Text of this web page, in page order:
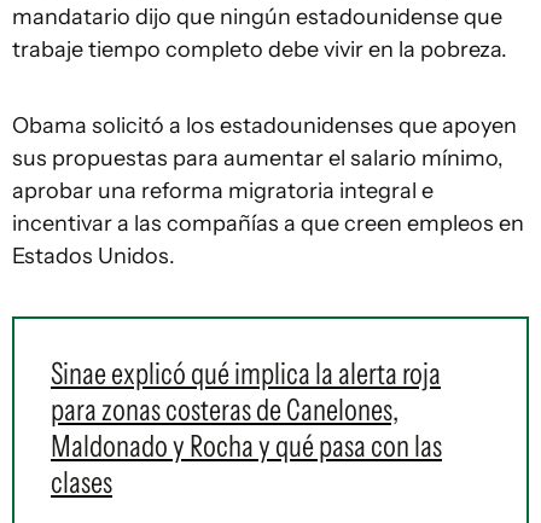
mandatario dijo que ningún estadounidense que
trabaje tiempo completo debe vivir en la pobreza.
Obama solicitó a los estadounidenses que apoyen
sus propuestas para aumentar el salario mínimo,
aprobar una reforma migratoria integral e
incentivar a las compañías a que creen empleos en
Estados Unidos.
Sinae explicó qué implica la alerta roja
para zonas costeras de Canelones,
Maldonado y Rocha y qué pasa con las
clases